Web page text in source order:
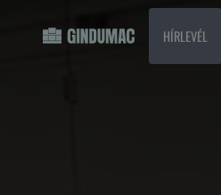
HÍRLEVÉL